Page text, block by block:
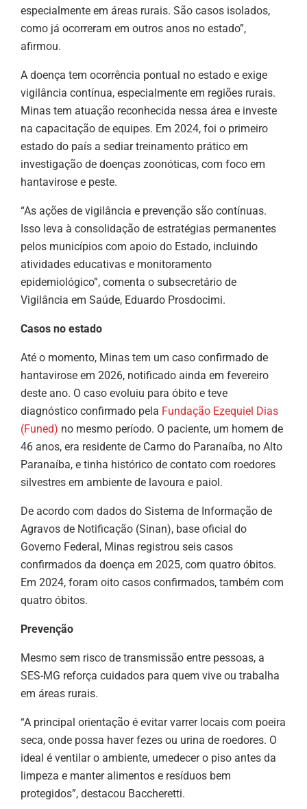
especialmente em áreas rurais. São casos isolados,
como já ocorreram em outros anos no estado”,
afirmou.
A doença tem ocorrência pontual no estado e exige
vigilância contínua, especialmente em regiões rurais.
Minas tem atuação reconhecida nessa área e investe
na capacitação de equipes. Em 2024, foi o primeiro
estado do país a sediar treinamento prático em
investigação de doenças zoonóticas, com foco em
hantavirose e peste.
“As ações de vigilância e prevenção são contínuas.
Isso leva à consolidação de estratégias permanentes
pelos municípios com apoio do Estado, incluindo
atividades educativas e monitoramento
epidemiológico”, comenta o subsecretário de
Vigilância em Saúde, Eduardo Prosdocimi.
Casos no estado
Até o momento, Minas tem um caso confirmado de
hantavirose em 2026, notificado ainda em fevereiro
deste ano. O caso evoluiu para óbito e teve
diagnóstico confirmado pela Fundação Ezequiel Dias
(Funed) no mesmo período. O paciente, um homem de
46 anos, era residente de Carmo do Paranaíba, no Alto
Paranaíba, e tinha histórico de contato com roedores
silvestres em ambiente de lavoura e paiol.
De acordo com dados do Sistema de Informação de
Agravos de Notificação (Sinan), base oficial do
Governo Federal, Minas registrou seis casos
confirmados da doença em 2025, com quatro óbitos.
Em 2024, foram oito casos confirmados, também com
quatro óbitos.
Prevenção
Mesmo sem risco de transmissão entre pessoas, a
SES-MG reforça cuidados para quem vive ou trabalha
em áreas rurais.
“A principal orientação é evitar varrer locais com poeira
seca, onde possa haver fezes ou urina de roedores. O
ideal é ventilar o ambiente, umedecer o piso antes da
limpeza e manter alimentos e resíduos bem
protegidos”, destacou Baccheretti.